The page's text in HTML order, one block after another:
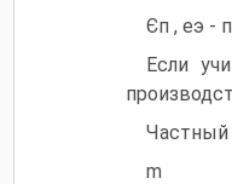
Єп , еэ -
Если
Частный
m